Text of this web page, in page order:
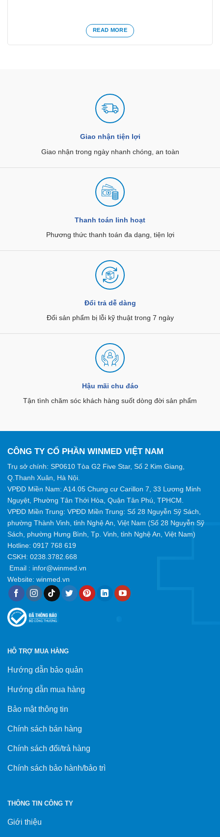
READ MORE
Giao nhận tiện lợi
Giao nhận trong ngày nhanh chóng, an toàn
Thanh toán linh hoạt
Phương thức thanh toán đa dạng, tiện lợi
Đổi trả dễ dàng
Đổi sản phẩm bị lỗi kỹ thuật trong 7 ngày
Hậu mãi chu đáo
Tận tình chăm sóc khách hàng suốt dòng đời sản phẩm
CÔNG TY CỔ PHẦN WINMED VIỆT NAM
Trụ sở chính: SP0610 Tòa G2 Five Star, Số 2 Kim Giang,
Q.Thanh Xuân, Hà Nội.
VPĐD Miền Nam: A14.05 Chung cư Carillon 7, 33 Lương Minh
Nguyệt, Phường Tân Thới Hòa, Quận Tân Phú, TPHCM.
VPĐD Miền Trung: VPĐD Miền Trung: Số 28 Nguyễn Sỹ Sách,
phường Thành Vinh, tỉnh Nghệ An, Việt Nam (Số 28 Nguyễn Sỹ
Sách, phường Hưng Bình, Tp. Vinh, tỉnh Nghệ An, Việt Nam)
Hotline: 0917 768 619
CSKH: 0238.3782.668
Email : infor@winmed.vn
Website: winmed.vn
HỖ TRỢ MUA HÀNG
Hướng dẫn bảo quản
Hướng dẫn mua hàng
Bảo mật thông tin
Chính sách bán hàng
Chính sách đổi/trả hàng
Chính sách bảo hành/bảo trì
THÔNG TIN CÔNG TY
Giới thiệu